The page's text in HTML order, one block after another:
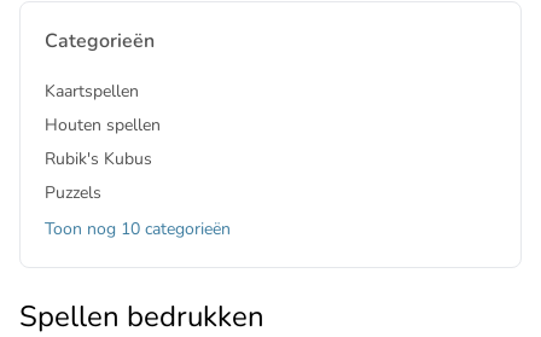
Categorieën
Kaartspellen
Houten spellen
Rubik's Kubus
Puzzels
Toon nog 10 categorieën
Spellen bedrukken